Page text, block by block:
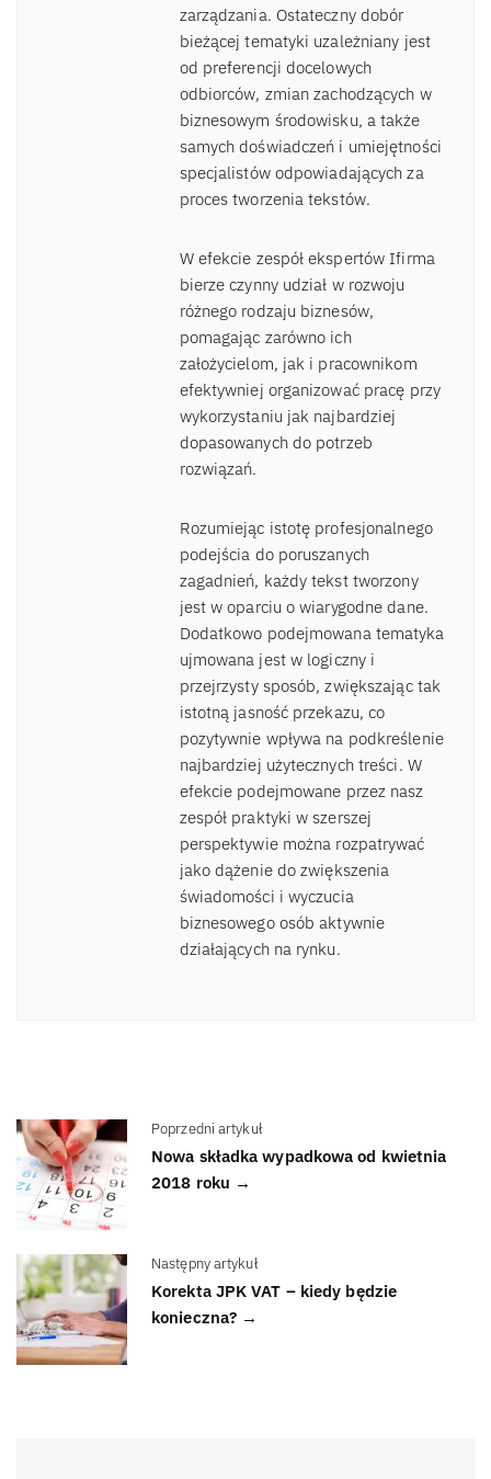
zarządzania. Ostateczny dobór
bieżącej tematyki uzależniany jest
od preferencji docelowych
odbiorców, zmian zachodzących w
biznesowym środowisku, a także
samych doświadczeń i umiejętności
specjalistów odpowiadających za
proces tworzenia tekstów.
W efekcie zespół ekspertów Ifirma
bierze czynny udział w rozwoju
różnego rodzaju biznesów,
pomagając zarówno ich
założycielom, jak i pracownikom
efektywniej organizować pracę przy
wykorzystaniu jak najbardziej
dopasowanych do potrzeb
rozwiązań.
Rozumiejąc istotę profesjonalnego
podejścia do poruszanych
zagadnień, każdy tekst tworzony
jest w oparciu o wiarygodne dane.
Dodatkowo podejmowana tematyka
ujmowana jest w logiczny i
przejrzysty sposób, zwiększając tak
istotną jasność przekazu, co
pozytywnie wpływa na podkreślenie
najbardziej użytecznych treści. W
efekcie podejmowane przez nasz
zespół praktyki w szerszej
perspektywie można rozpatrywać
jako dążenie do zwiększenia
świadomości i wyczucia
biznesowego osób aktywnie
działających na rynku.
Poprzedni artykuł
Nowa składka wypadkowa od kwietnia
2018 roku →
Następny artykuł
Korekta JPK VAT – kiedy będzie
konieczna? →